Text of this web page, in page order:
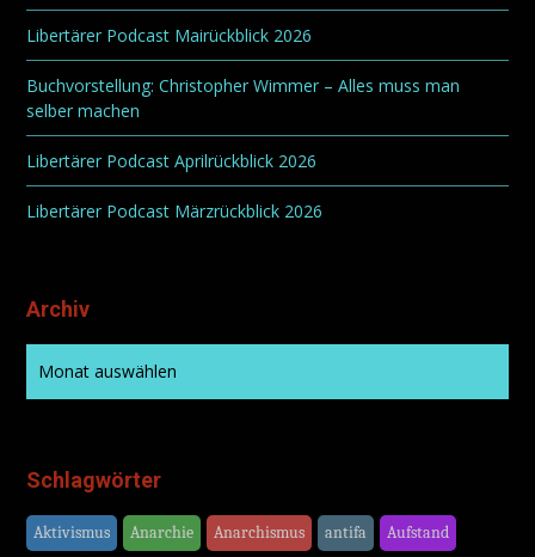
Libertärer Podcast Mairückblick 2026
Buchvorstellung: Christopher Wimmer – Alles muss man
selber machen
Libertärer Podcast Aprilrückblick 2026
Libertärer Podcast Märzrückblick 2026
Archiv
Schlagwörter
Aktivismus Anarchie Anarchismus antifa Aufstand